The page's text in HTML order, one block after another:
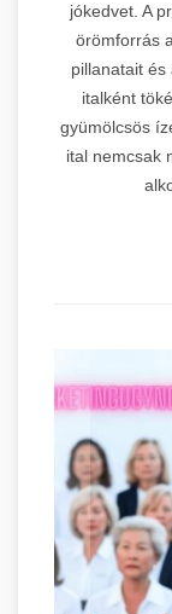
jókedvet. A
örömforrás
pillanatait
italként
gyümölcsös
ital nemcsak